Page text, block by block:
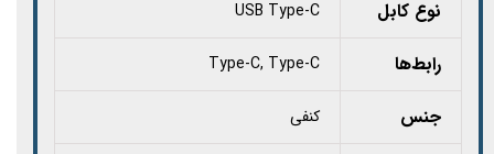
نوع کابل‏‏ USB Type-C
رابط‌ها Type-C, Type-C
جنس کنفی